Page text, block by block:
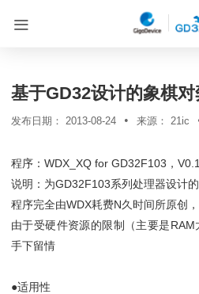

首页
基于GD32设计的象棋
发布日期： 2013-08-24 • 来源： 21ic
程序：WDX_XQ for GD32F103，V0.1
说明：为GD32F103系列处理器设计
程序完全由WDX耗费N久时间所原创
由于受硬件资源的限制（主要是
手下留情
●适用性